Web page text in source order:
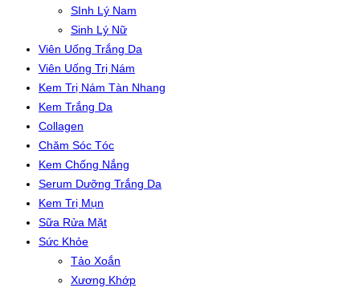
SInh Lý Nam
Sinh Lý Nữ
Viên Uống Trắng Da
Viên Uống Trị Nám
Kem Trị Nám Tàn Nhang
Kem Trắng Da
Collagen
Chăm Sóc Tóc
Kem Chống Nắng
Serum Dưỡng Trắng Da
Kem Trị Mụn
Sữa Rửa Mặt
Sức Khỏe
Tảo Xoắn
Xương Khớp